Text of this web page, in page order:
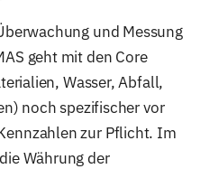
und Messung
geht mit den Core
Wasser, Abfall,
noch spezifischer vor
zur Pflicht. Im
Währung der